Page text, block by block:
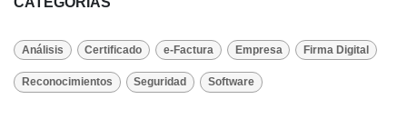
Análisis Certificado e-Factura Empresa Firma Digital
Reconocimientos Seguridad Software